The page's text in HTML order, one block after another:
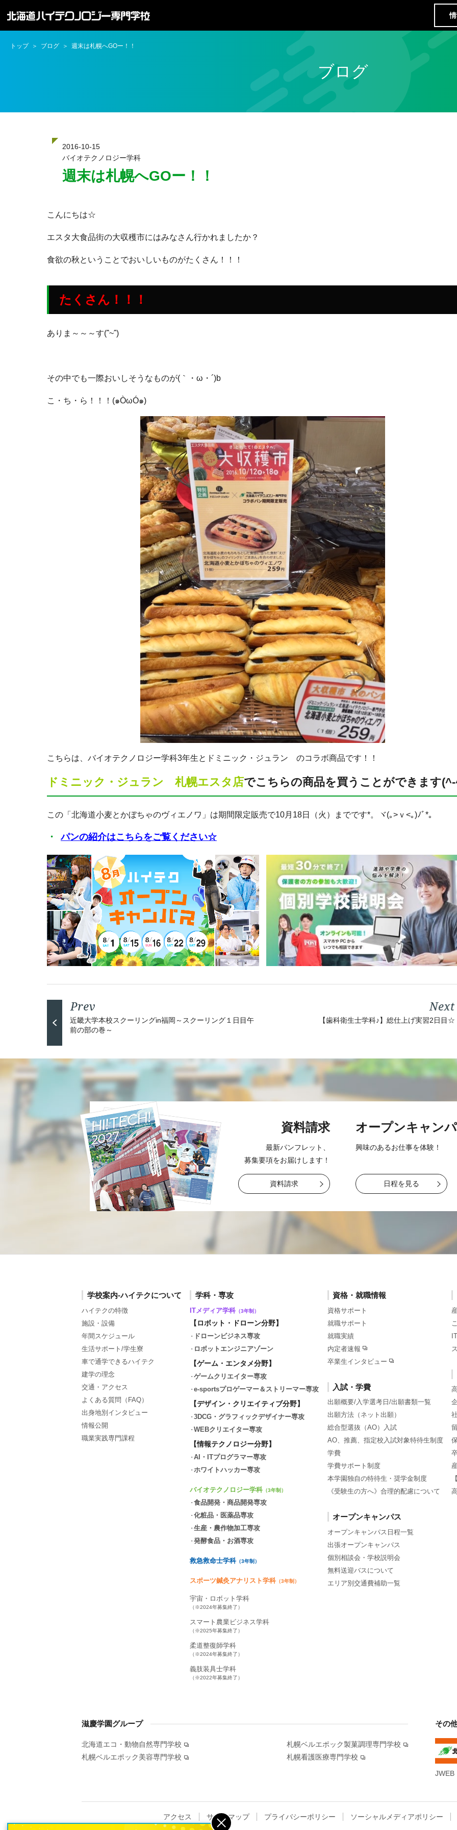
ブログ
トップ ブログ 週末は札幌へGOー！！
2016-10-15
バイオテクノロジー学科
週末は札幌へGOー！！
こんにちは☆
エスタ大食品街の大収穫市にはみなさん行かれましたか？
食欲の秋ということでおいしいものがたくさん！！！
たくさん！！！
ありま～～～す(ˆ~ˆ)
その中でも一際おいしそうなものが(｀・ω・´)b
こ・ち・ら！！！(๑ÒωÓ๑)
こちらは、バイオテクノロジー学科3年生とドミニック・ジュラン のコラボ商品です！！
ドミニック・ジュラン 札幌エスタ店でこちらの商品を買うことができます
この「北海道小麦とかぼちゃのヴィエノワ」は期間限定販売で10月18日（火）までです*。ヾ(｡>ｖ<｡)ﾉﾞ*。
パンの紹介はこちらをご覧ください☆
近畿大学本校スクーリングin福岡～スクーリング１日目午
前の部の巻～
【歯科衛生士学科♪】総仕上げ実習2日目☆
資料請求
最新パンフレット、
募集要項をお届け します！
資料請求
オープンキャン
興味のあるお仕事を体験！
日程を見る
学校案内-ハイテクについて
ハイテクの特徴
施設・設備
年間スケジュール
生活サポート/学生寮
車で通学できるハイテク
建学の理念
交通・アクセス
よくある質問（FAQ）
出身地別インタビュー
情報公開
職業実践専門課程
学科・専攻
ITメディア学科 （3年制）
【ロボット・ドローン分野】
ドローンビジネス専攻
ロボットエンジニアゾーン
【ゲーム・エンタメ分野】
ゲームクリエイター専攻
e-sportsプロゲーマー＆ストリーマー専攻
【デザイン・クリエイティブ分野】
3DCG・グラフィックデザイナー専攻
WEBクリエイター専攻
【情報テクノロジー分野】
AI・ITプログラマー専攻
ホワイトハッカー専攻
バイオテクノロジー学科 （3年制）
食品開発・商品開発専攻
化粧品・医薬品専攻
生産・農作物加工専攻
発酵食品・お酒専攻
救急救命士学科（3年制）
スポーツ鍼灸アナリスト学科（3年制）
宇宙・ロボット学科
（※2024年募集終了）
スマート農業ビジネス学科
（※2025年募集終了）
柔道整復師学科
（※2024年募集終了）
義肢装具士学科
（※2022年募集終了）
資格・就職情報
資格サポート
就職サポート
就職実績
内定者速報
卒業生インタビュー
入試・学費
出願概要/入学選考日/出願書類一覧
出願方法（ネット出願）
総合型選抜（AO）入試
AO、推薦、指定校入試対象特待生制度
学費
学費サポート制度
本学園独自の特待生・奨学金制度
《受験生の方へ》合理的配慮について
オープンキャンパス
オープンキャンパス日程一覧
出張オープンキャンパス
個別相談会・学校説明会
無料送迎バスについて
エリア別交通費補助一覧
滋慶学園グループ
北海道エコ・動物自然専門学校
札幌ベルエポック美容専門学校
札幌ベルエポック製菓調理専門学校
札幌看護医療専門学校
その
JWEB
アクセス サイトマップ プライバシーポリシー ソーシャルメディアポリシー